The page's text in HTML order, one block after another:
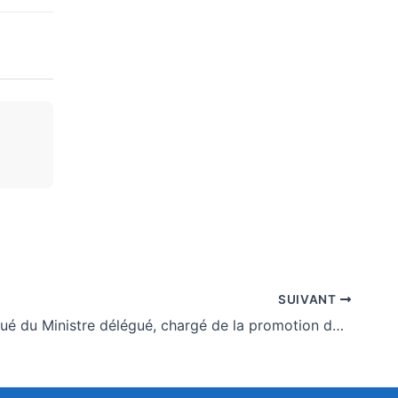
SUIVANT
Communiqué du Ministre délégué, chargé de la promotion des investissements et de la souveraineté économique